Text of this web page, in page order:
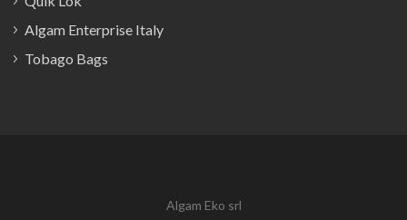
Algam Enterprise Italy
Tobago Bags
Algam Eko srl